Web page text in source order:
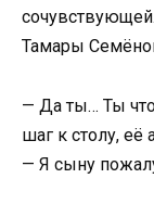
Тамары
— Да ты… Ты
шаг к столу, её
— Я сыну